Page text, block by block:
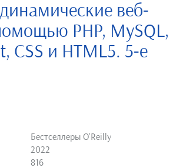
веб-
PHP, MySQL,
CSS и HTML5. 5-е
Бестселлеры O'Reilly
2022
816